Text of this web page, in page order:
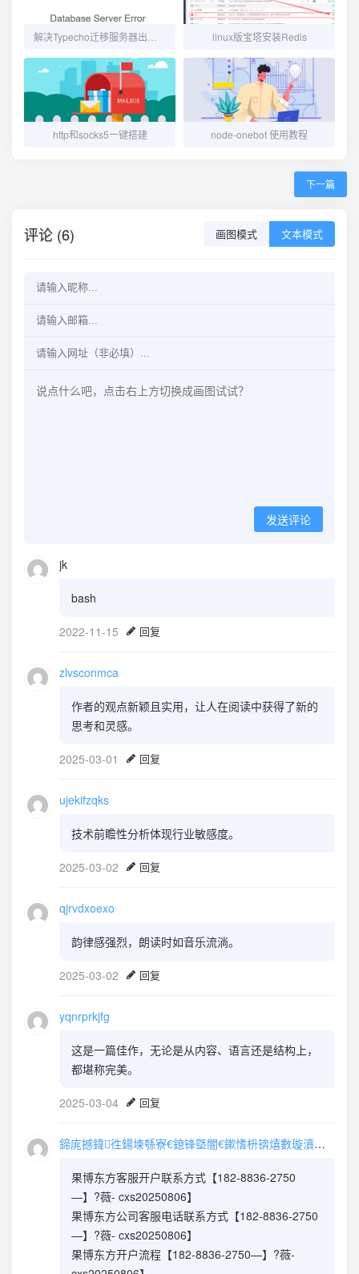
linux版宝塔安装Redis
http和socks5一键搭建 node-onebot 使用教程
下一篇
评论 (6) 画图模式 文本模式
发送评论
jk
bash
2022-11-15 回复
zlvsconmca
作者的观点新颖且实用，让人在阅读中获得了新的
思考和灵感。
2025-03-01 回复
ujekifzqks
技术前瞻性分析体现行业敏感度。
2025-03-02 回复
qjrvdxoexo
韵律感强烈，朗读时如音乐流淌。
2025-03-02 回复
yqnrprkjfg
这是一篇佳作，无论是从内容、语言还是结构上，
都堪称完美。
2025-03-04 回复
鍗庣撼鍏徃鍚堜綔寮€鎴锋墍闇€鏉愭枡锛熺數璇濆彿鐮?5587291507 寰俊STS5099
果博东方客服开户联系方式【182-8836-2750
—】?薇- cxs20250806】
果博东方公司客服电话联系方式【182-8836-2750
—】?薇- cxs20250806】
果博东方开户流程【182-8836-2750—】?薇-